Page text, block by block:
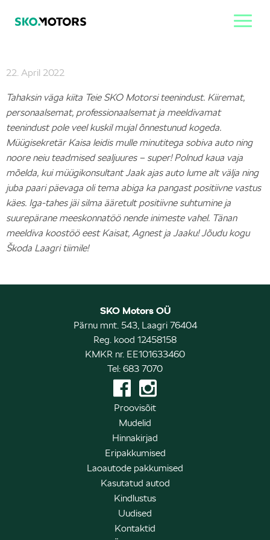
22. April 2022
Tahaksin väga kiita Teie SKO Motorsi teenindust. Kiiremat,
personaalsemat, professionaalsemat ja meeldivamat
teenindust pole veel kuskil mujal õnnestunud kogeda.
Müügisekretär Kaisa leidis mulle minutitega sobiva auto ning
noore neiu teadmised sealjuures – super! Polnud kaua vaja
mõelda, kui müügikonsultant Jaak ajas auto lume alt välja ning
juba paari päevaga oli tema abiga ka pangast positiivne vastus
käes. Iga-tahes jäi silma ääretult positiivne suhtumine ja
suurepärane meeskonnatöö nende inimeste vahel. Tänan
meeldiva koostöö eest Kaisat, Agnest ja Jaaku! Jõudu kogu
Škoda Laagri tiimile!
SKO Motors OÜ
Pärnu mnt. 543, Laagri 76404
Reg. kood 12458158
KMKR nr. EE101633460
Tel: 683 7070
Proovisõit
Mudelid
Hinnakirjad
Eripakkumised
Laoautode pakkumised
Kasutatud autod
Kindlustus
Uudised
Kontaktid